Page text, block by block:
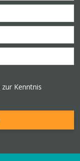
zur Kenntnis